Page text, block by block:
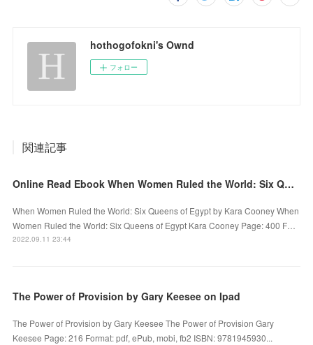
hothogofokni's Ownd
フォロー
関連記事
Online Read Ebook When Women Ruled the World: Six Queens of Egypt by Kara Cooney
When Women Ruled the World: Six Queens of Egypt by Kara Cooney When
Women Ruled the World: Six Queens of Egypt Kara Cooney Page: 400 F…
2022.09.11 23:44
The Power of Provision by Gary Keesee on Ipad
The Power of Provision by Gary Keesee The Power of Provision Gary
Keesee Page: 216 Format: pdf, ePub, mobi, fb2 ISBN: 9781945930...